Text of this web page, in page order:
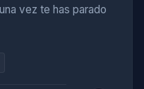
vez te has parado